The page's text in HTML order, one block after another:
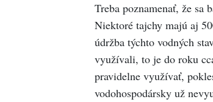
Treba poznamenať, že sa
Niektoré tajchy majú aj
údržba týchto vodných
využívali, to je do roku
pravidelne využívať,
vodohospodársky už